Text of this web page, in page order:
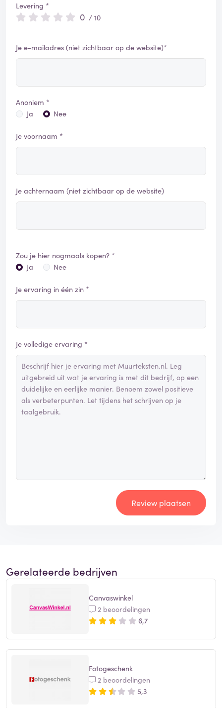
Levering *
0 / 10
Je e-mailadres (niet zichtbaar op de website)*
Anoniem *
Ja
Nee
Je voornaam *
Je achternaam (niet zichtbaar op de website)
Zou je hier nogmaals kopen? *
Ja
Nee
Je ervaring in één zin *
Je volledige ervaring *
Review plaatsen
Gerelateerde bedrijven
Canvaswinkel
2 beoordelingen
6,7
Fotogeschenk
2 beoordelingen
5,3